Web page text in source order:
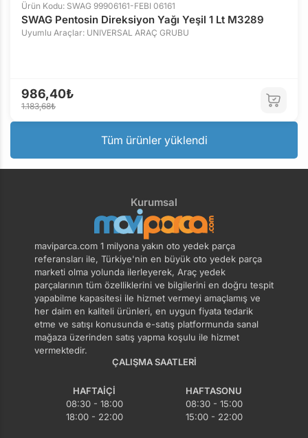
Ürün Kodu: SWAG 99906161-FEBI 06161
SWAG Pentosin Direksiyon Yağı Yeşil 1 Lt M3289
Uyumlu Araçlar: UNIVERSAL ARAÇ GRUBU
986,40₺
1.183,68₺
Tüm ürünler yüklendi
Kurumsal
maviparca.com 1 milyona yakın oto yedek parça
referansları ile, Türkiye'nin en büyük oto yedek parça
marketi olma yolunda ilerleyerek, Araç yedek
parçalarının tüm özelliklerini ve bilgilerini en doğru tespit
yapabilme kapasitesi ile hizmet vermeyi amaçlamış ve
her daim en kaliteli ürünleri, en uygun fiyata tedarik
etme ve satışı konusunda e-satış platformunda sanal
mağaza üzerinden satış yapma koşulu ile hizmet
vermektedir.
ÇALIŞMA SAATLERI
HAFTAIÇI
08:30 - 18:00
18:00 - 22:00
HAFTASONU
08:30 - 15:00
15:00 - 22:00